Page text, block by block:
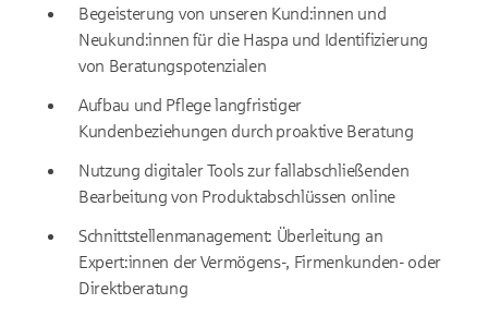
Begeisterung von unseren Kund:innen und
Neukund:innen für die Haspa und Identifizierung
von Beratungspotenzialen
Aufbau und Pflege langfristiger
Kundenbeziehungen durch proaktive Beratung
Nutzung digitaler Tools zur fallabschließenden
Bearbeitung von Produktabschlüssen online
Schnittstellenmanagement: Überleitung an
Expert:innen der Vermögens-, Firmenkunden- oder
Direktberatung